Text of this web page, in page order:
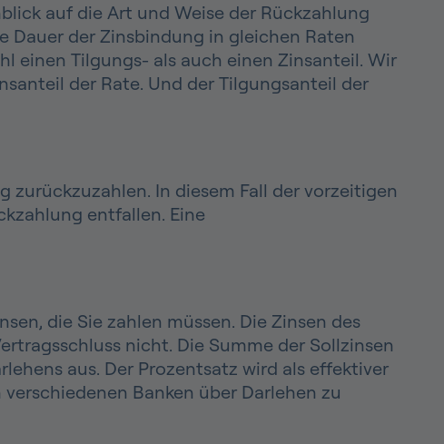
auf die Art und Weise der Rückzahlung
Dauer der Zinsbindung in gleichen Raten
einen Tilgungs- als auch einen Zinsanteil. Wir
der Rate. Und der Tilgungsanteil der
In diesem Fall der vorzeitigen
entfallen. Eine
die Sie zahlen müssen. Die Zinsen des
nicht. Die Summe der Sollzinsen
aus. Der Prozentsatz wird als effektiver
Banken über Darlehen zu